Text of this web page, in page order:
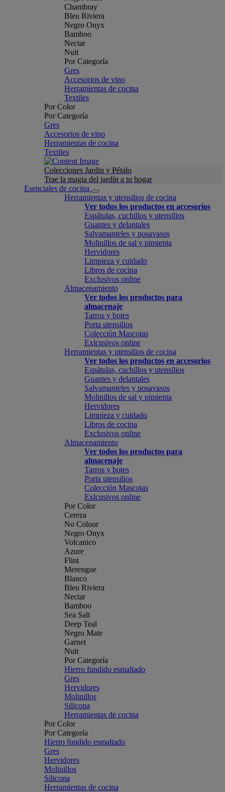
Chambray
Bleu Riviera
Negro Onyx
Bamboo
Nectar
Nuit
Por Categoría
Gres
Accesorios de vino
Herramientas de cocina
Textiles
Por Color
Por Categoría
Gres
Accesorios de vino
Herramientas de cocina
Textiles
Colecciones Jardin y Pétalo
Trae la magia del jardín a tu hogar
Esenciales de cocina
Herramientas y utensilios de cocina
Ver todos los productos en accesorios
Espátulas, cuchillos y utensilios
Guantes y delantales
Salvamanteles y posavasos
Molinillos de sal y pimienta
Hervidores
Limpieza y cuidado
Libros de cocina
Exclusivos online
Almacenamiento
Ver todos los productos para
almacenaje
Tarros y botes
Porta utensilios
Colección Mascotas
Exlcusivos online
Herramientas y utensilios de cocina
Ver todos los productos en accesorios
Espátulas, cuchillos y utensilios
Guantes y delantales
Salvamanteles y posavasos
Molinillos de sal y pimienta
Hervidores
Limpieza y cuidado
Libros de cocina
Exclusivos online
Almacenamiento
Ver todos los productos para
almacenaje
Tarros y botes
Porta utensilios
Colección Mascotas
Exlcusivos online
Por Color
Cereza
No Colour
Negro Onyx
Volcanico
Azure
Flint
Merengue
Blanco
Bleu Riviera
Nectar
Bamboo
Sea Salt
Deep Teal
Negro Mate
Garnet
Nuit
Por Categoría
Hierro fundido esmaltado
Gres
Hervidores
Molinillos
Silicona
Herramientas de cocina
Por Color
Por Categoría
Hierro fundido esmaltado
Gres
Hervidores
Molinillos
Silicona
Herramientas de cocina